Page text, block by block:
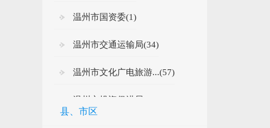
温州市国资委(1)
温州市交通运输局(34)
温州市文化广电旅游...(57)
温州市投资促进局(1)
县、市区